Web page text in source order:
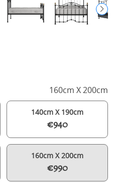
160cm X 200cm
140cm X 190cm
€940
160cm X 200cm
€990